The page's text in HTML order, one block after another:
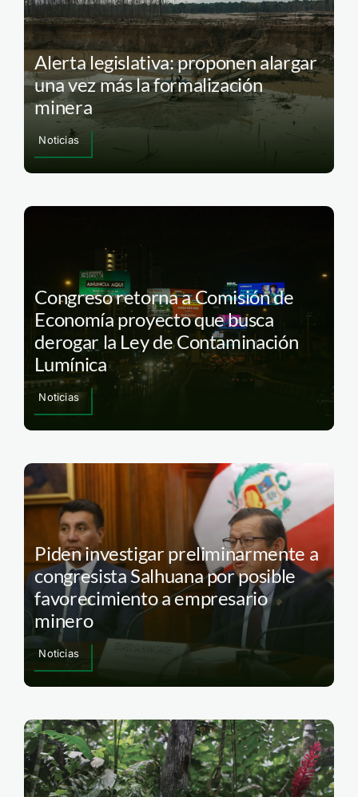
Alerta legislativa: proponen alargar
una vez más la formalización
minera
Noticias
Congreso retorna a Comisión de
Economía proyecto que busca
derogar la Ley de Contaminación
Lumínica
Noticias
Piden investigar preliminarmente a
congresista Salhuana por posible
favorecimiento a empresario
minero
Noticias